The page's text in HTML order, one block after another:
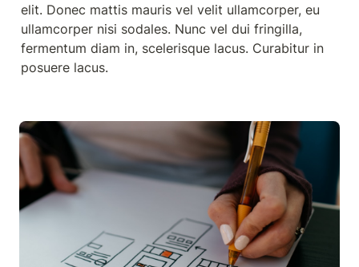
elit. Donec mattis mauris vel velit ullamcorper, eu
ullamcorper nisi sodales. Nunc vel dui fringilla,
fermentum diam in, scelerisque lacus. Curabitur in
posuere lacus.